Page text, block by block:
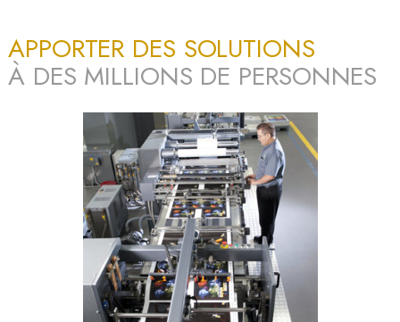
APPORTER DES SOLUTIONS
À DES MILLIONS DE PERSONNES